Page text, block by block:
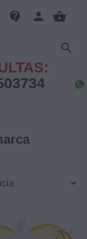
contact_support person shopping_basket
